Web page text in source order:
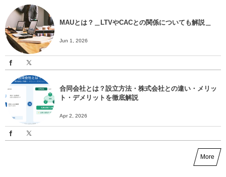
MAUとは？＿LTVやCACとの関係についても解説＿
Jun 1, 2026
合同会社とは？設立方法・株式会社との違い・メリッ
ト・デメリットを徹底解説
Apr 2, 2026
More